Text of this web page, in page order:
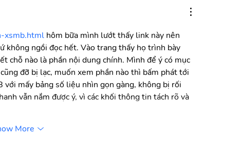
xsmb.html hôm bữa mình lướt thấy link này nên
không ngồi đọc hết. Vào trang thấy họ trình bày
chỗ nào là phần nội dung chính. Mình để ý có mục
đỡ bị lạc, muốn xem phần nào thì bấm phát tới
mấy bảng số liệu nhìn gọn gàng, không bị rối
vẫn nắm được ý, vì các khối thông tin tách rõ và
More